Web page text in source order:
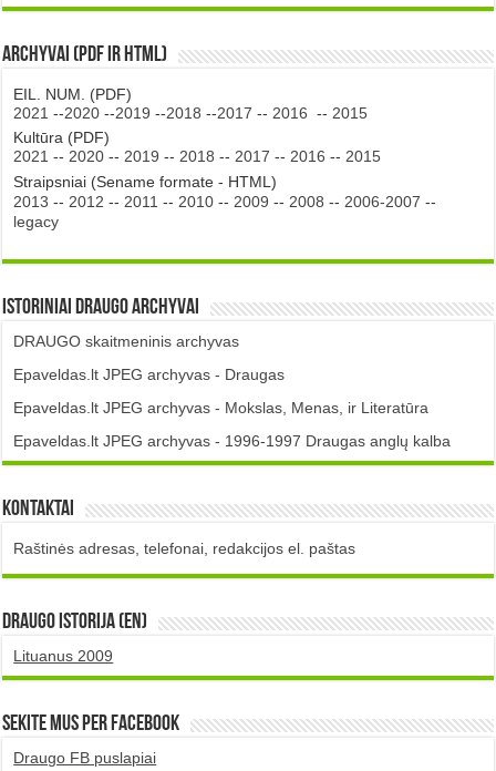
Archyvai (PDF ir HTML)
EIL. NUM. (PDF)
2021 --2020 --2019 --2018 --2017 -- 2016 -- 2015
Kultūra (PDF)
2021 -- 2020 -- 2019 -- 2018 -- 2017 -- 2016 -- 2015
Straipsniai (Sename formate - HTML)
2013 -- 2012 -- 2011 -- 2010 -- 2009 -- 2008 -- 2006-2007 --
legacy
Istoriniai DRAUGO Archyvai
DRAUGO skaitmeninis archyvas
Epaveldas.lt JPEG archyvas - Draugas
Epaveldas.lt JPEG archyvas - Mokslas, Menas, ir Literatūra
Epaveldas.lt JPEG archyvas - 1996-1997 Draugas anglų kalba
Kontaktai
Raštinės adresas, telefonai, redakcijos el. paštas
DRAUGO istorija (EN)
Lituanus 2009
Sekite mus per Facebook
Draugo FB puslapiai